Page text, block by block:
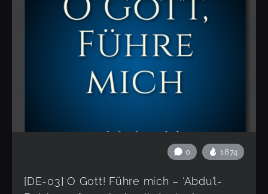
0 1874
[DE-03] O Gott! Führe mich – ‘Abdu’l-